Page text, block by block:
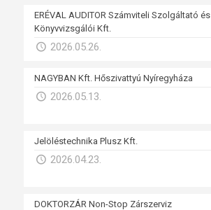
ERÉVAL AUDITOR Számviteli Szolgáltató és
Könyvvizsgálói Kft.
2026.05.26.
NAGYBAN Kft. Hőszivattyú Nyíregyháza
2026.05.13.
Jelöléstechnika Plusz Kft.
2026.04.23.
DOKTORZÁR Non-Stop Zárszerviz